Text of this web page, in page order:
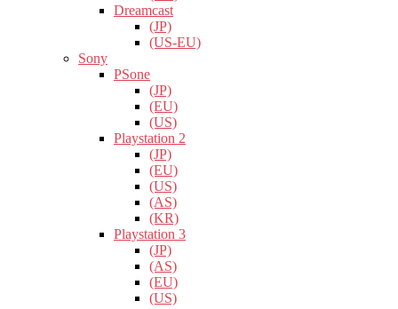
Dreamcast
(JP)
(US-EU)
Sony
PSone
(JP)
(EU)
(US)
Playstation 2
(JP)
(EU)
(US)
(AS)
(KR)
Playstation 3
(JP)
(AS)
(EU)
(US)